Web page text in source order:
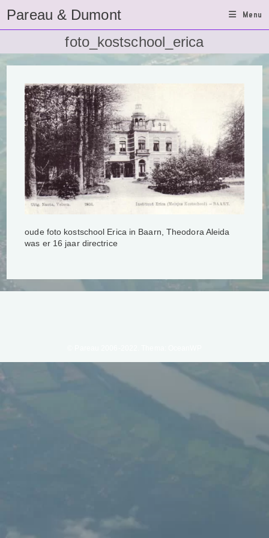
naar
inhoud
Pareau & Dumont Menu
foto_kostschool_erica
oude foto kostschool Erica in Baarn, Theodora Aleida
was er 16 jaar directrice